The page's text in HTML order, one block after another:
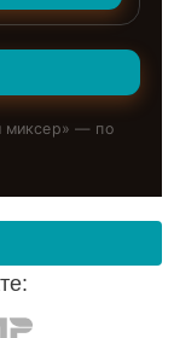
миксер» — по